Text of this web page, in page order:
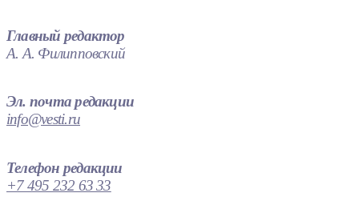
Главный редактор
А. А. Филипповский
Эл. почта редакции
info@vesti.ru
Телефон редакции
+7 495 232 63 33